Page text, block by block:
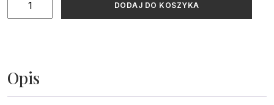
listkiem
|
DODAJ DO KOSZYKA
Opis